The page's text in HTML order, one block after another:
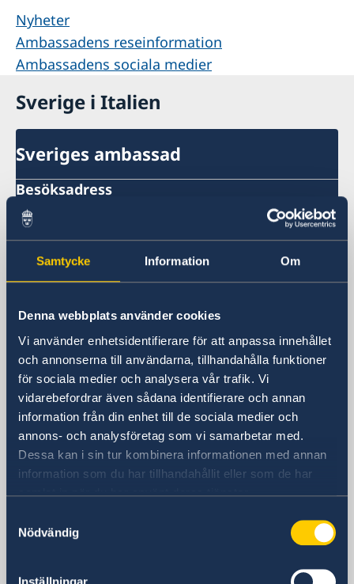
Samtycke Information Om
Denna webbplats använder cookies
Vi använder enhetsidentifierare för att anpassa innehållet
och annonserna till användarna, tillhandahålla funktioner
för sociala medier och analysera vår trafik. Vi
vidarebefordrar även sådana identifierare och annan
information från din enhet till de sociala medier och
annons- och analysföretag som vi samarbetar med.
Dessa kan i sin tur kombinera informationen med annan
information som du har tillhandahållit eller som de har
samlat in när du har använt deras tjänster.
Nödvändig
Språkskolor och universitet i Italien
Villa San Michele
Länkar
Nyheter
Ambassadens reseinformation
Ambassadens sociala medier
Sverige i Italien
Sveriges ambassad
Besöksadress
Ambasciata di Svezia
Piazza Rio de Janeiro, 3
00 161 Roma (RM)
Telefonnummer
Allmänna och konsulära frågor: måndag
- fredag 09:00-11:00
+39 06 44 194 100
Migrationsfrågor: måndag 10:00 - 11:00
+39 06 44 194 300
E-postadress
Allmänna och konsulära ärenden: